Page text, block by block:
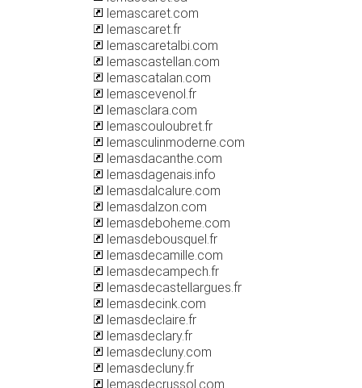
lemascaret.com
lemascaret.fr
lemascaretalbi.com
lemascastellan.com
lemascatalan.com
lemascevenol.fr
lemasclara.com
lemascouloubret.fr
lemasculinmoderne.com
lemasdacanthe.com
lemasdagenais.info
lemasdalcalure.com
lemasdalzon.com
lemasdeboheme.com
lemasdebousquel.fr
lemasdecamille.com
lemasdecampech.fr
lemasdecastellargues.fr
lemasdecink.com
lemasdeclaire.fr
lemasdeclary.fr
lemasdecluny.com
lemasdecluny.fr
lemasdecrussol.com